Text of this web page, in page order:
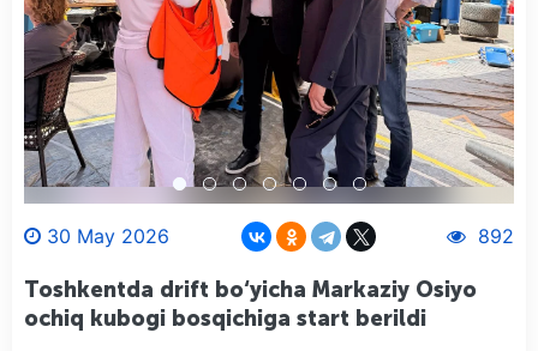
30 May 2026 892
Toshkentda drift bo‘yicha Markaziy Osiyo
ochiq kubogi bosqichiga start berildi